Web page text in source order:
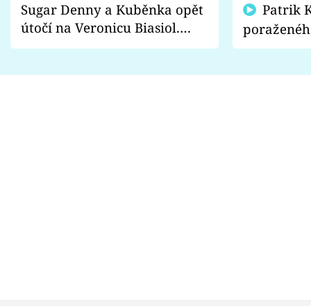
Sugar Denny a Kuběnka opět
útočí na Veronicu Biasiol.
Proč je podle nich falešná a
fanoušci